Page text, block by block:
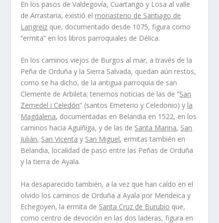
En los pasos de Valdegovía, Cuartango y Losa al valle
de Arrastaria, existió el monasterio de Santiago de
Langreiz que, documentado desde 1075, figura como
“ermita” en los libros parroquiales de Délica.
En los caminos viejos de Burgos al mar, a través de la
Peña de Orduña y la Sierra Salvada, quedan aún restos,
como se ha dicho, de la antigua parroquia de san
Clemente de Arbileta; tenemos noticias de las de “San
Zemedel i Celedón” (santos Emeterio y Celedonio) y la
Magdalena, documentadas en Belandia en 1522, en los
caminos hacia Aguíñiga, y de las de Santa Marina, San
Julián, San Vicenta y San Miguel, ermitas también en
Belandia, localidad de paso entre las Peñas de Orduña
y la tierra de Ayala.
Ha desaparecido también, a la vez que han caído en el
olvido los caminos de Orduña a Ayala por Mendeica y
Echegoyen, la ermita de Santa Cruz de Burubio que,
como centro de devoción en las dos laderas, figura en